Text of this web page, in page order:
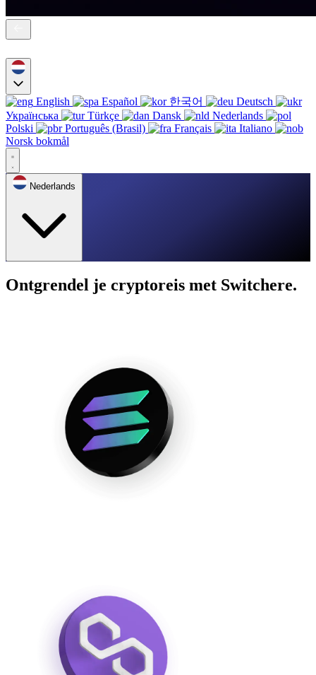
English Español 한국어
Deutsch
Українська
Türkçe Dansk
Nederlands
Polski
Português (Brasil) Français
Italiano
Norsk bokmål
Nederlands
Ontgrendel je cryptoreis met Switchere.